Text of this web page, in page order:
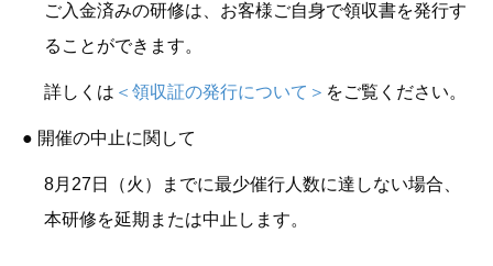
ご入金済みの研修は、お客様ご自身で領収書を発行す
ることができます。
詳しくは ＜領収証の発行について＞ をご覧ください。
● 開催の中止に関して
8月27日（火）までに最少催行人数に達しない場合、
本研修を延期または中止します。